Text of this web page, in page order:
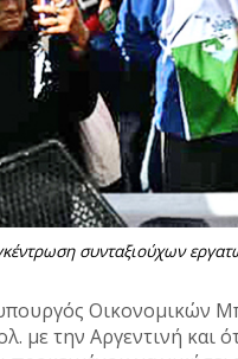
συνταξιούχων
Οικονομικών
με την Αργεντινή και